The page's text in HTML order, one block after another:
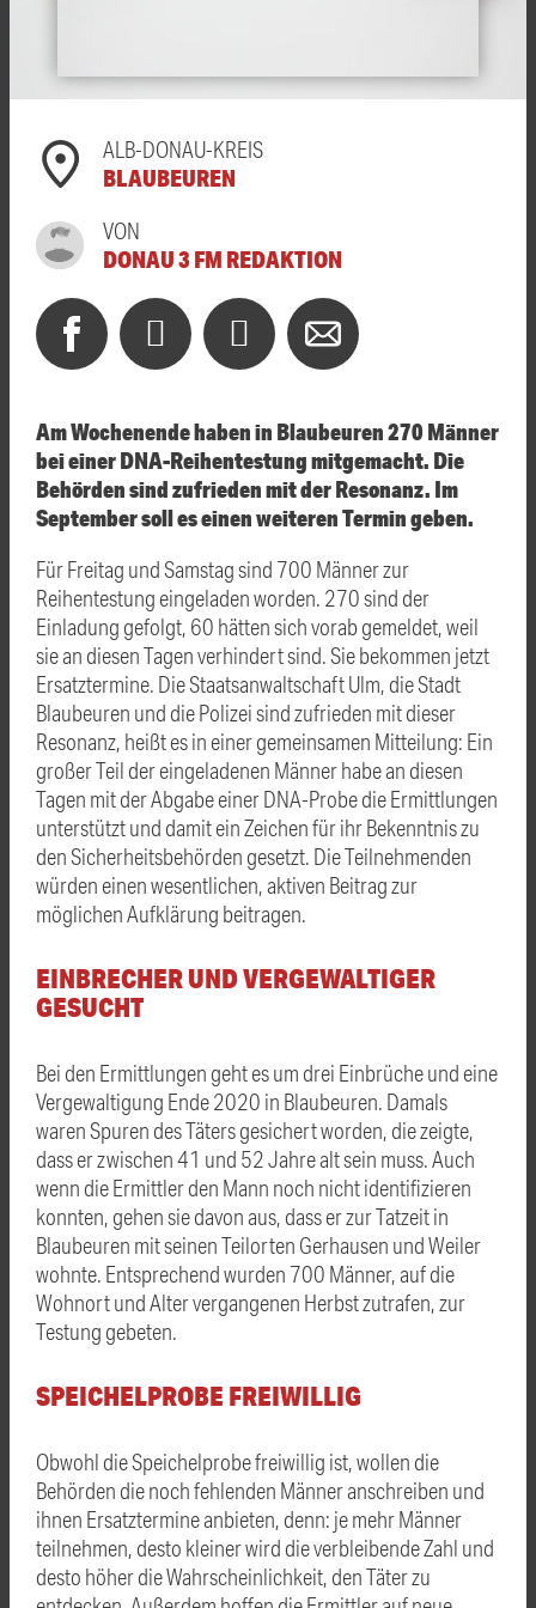
ALB-DONAU-KREIS
BLAUBEUREN
VON
DONAU 3 FM REDAKTION
Am Wochenende haben in Blaubeuren 270 Männer
bei einer DNA-Reihentestung mitgemacht. Die
Behörden sind zufrieden mit der Resonanz. Im
September soll es einen weiteren Termin geben.
Für Freitag und Samstag sind 700 Männer zur
Reihentestung eingeladen worden. 270 sind der
Einladung gefolgt, 60 hätten sich vorab gemeldet, weil
sie an diesen Tagen verhindert sind. Sie bekommen jetzt
Ersatztermine. Die Staatsanwaltschaft Ulm, die Stadt
Blaubeuren und die Polizei sind zufrieden mit dieser
Resonanz, heißt es in einer gemeinsamen Mitteilung: Ein
großer Teil der eingeladenen Männer habe an diesen
Tagen mit der Abgabe einer DNA-Probe die Ermittlungen
unterstützt und damit ein Zeichen für ihr Bekenntnis zu
den Sicherheitsbehörden gesetzt. Die Teilnehmenden
würden einen wesentlichen, aktiven Beitrag zur
möglichen Aufklärung beitragen.
EINBRECHER UND VERGEWALTIGER
GESUCHT
Bei den Ermittlungen geht es um drei Einbrüche und eine
Vergewaltigung Ende 2020 in Blaubeuren. Damals
waren Spuren des Täters gesichert worden, die zeigte,
dass er zwischen 41 und 52 Jahre alt sein muss. Auch
wenn die Ermittler den Mann noch nicht identifizieren
konnten, gehen sie davon aus, dass er zur Tatzeit in
Blaubeuren mit seinen Teilorten Gerhausen und Weiler
wohnte. Entsprechend wurden 700 Männer, auf die
Wohnort und Alter vergangenen Herbst zutrafen, zur
Testung gebeten.
SPEICHELPROBE FREIWILLIG
Obwohl die Speichelprobe freiwillig ist, wollen die
Behörden die noch fehlenden Männer anschreiben und
ihnen Ersatztermine anbieten, denn: je mehr Männer
teilnehmen, desto kleiner wird die verbleibende Zahl und
desto höher die Wahrscheinlichkeit, den Täter zu